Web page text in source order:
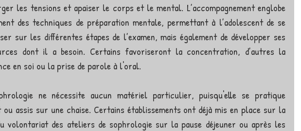
les tensions et apaiser le corps et le mental. L’accompagnement englobe
des techniques de préparation mentale, permettant à l’adolescent de se
sur les différentes étapes de l’examen, mais également de développer ses
dont il a besoin. Certains favoriseront la concentration, d’autres la
en soi ou la prise de parole à l'oral.
ne nécessite aucun matériel particulier, puisqu'elle se pratique
ou assis sur une chaise. Certains établissements ont déjà mis en place sur la
volontariat des ateliers de sophrologie sur la pause déjeuner ou après les